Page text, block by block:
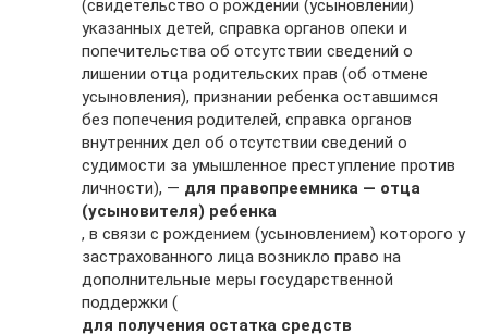
(свидетельство о рождении (усыновлении)
указанных детей, справка органов опеки и
попечительства об отсутствии сведений о
лишении отца родительских прав (об отмене
усыновления), признании ребенка оставшимся
без попечения родителей, справка органов
внутренних дел об отсутствии сведений о
судимости за умышленное преступление против
личности), — для правопреемника — отца
(усыновителя) ребенка
, в связи с рождением (усыновлением) которого у
застрахованного лица возникло право на
дополнительные меры государственной
поддержки (
для получения остатка средств